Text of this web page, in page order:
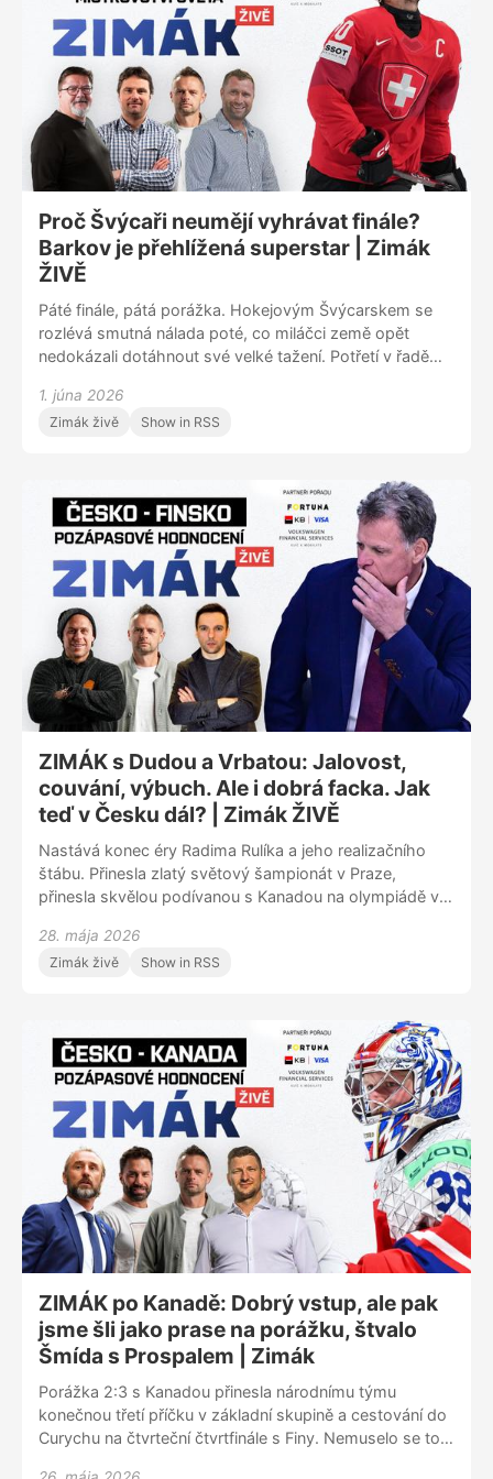
zámoří vrací obránce Stanislav Svozil. Z jakých důvodů?
A dojde i na rozhodčí, které opouští Jan Hribik, směřující
do německé DEL. Je to hlavně kvůli financím?
Proč Švýcaři neumějí vyhrávat finále?
Barkov je přehlížená superstar | Zimák
ŽIVĚ
Páté finále, pátá porážka. Hokejovým Švýcarskem se
rozlévá smutná nálada poté, co miláčci země opět
nedokázali dotáhnout své velké tažení. Potřetí v řadě
Finálová bída Švýcarů byla jedním z hlavních témat
pondělního ZIMÁKU ŽIVĚ, zajímavé postřehy přinesl
vítěznou mentalitou? Vedle toho se pochopitelně řešila i
skvělá připravenost čerstvých mistrů světa z Finska. V
jejich čele stojí Aleksander Barkov, šampion Stanley
Cupu a tak trochu přehlížená hokejová superstar. Došlo
pochopitelně i na vystoupení českého týmu.
1. júna 2026
Zimák živě Show in RSS
ZIMÁK s Dudou a Vrbatou: Jalovost,
couvání, výbuch. Ale i dobrá facka. Jak
teď v Česku dál? | Zimák ŽIVĚ
Nastává konec éry Radima Rulíka a jeho realizačního
štábu. Přinesla zlatý světový šampionát v Praze,
přinesla skvělou podívanou s Kanadou na olympiádě v
trpaslíky a otazníků kolem nominací a obecně ohledně
komunikace. Tomu všemu, ale zdaleka nejen tomu, se
mistr světa Radim Vrbata. Rozebírala se taktika týmu,
výkony hráčů, ale především strategie národního týmu
do budoucna. A koncept českého hokeje pro příští
roky. Názor? Udělejme z šampionátů přípravu na
Světový pohár a na olympiádu.
28. mája 2026
Zimák živě Show in RSS
ZIMÁK po Kanadě: Dobrý vstup, ale pak
jsme šli jako prase na porážku, štvalo
Šmída s Prospalem | Zimák
Porážka 2:3 s Kanadou přinesla národnímu týmu
konečnou třetí příčku v základní skupině a cestování do
Curychu na čtvrteční čtvrtfinále s Finy. Nemuselo se to